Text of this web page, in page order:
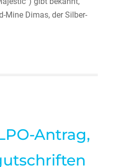
Mine Dimas, der Silber-
Antrag,